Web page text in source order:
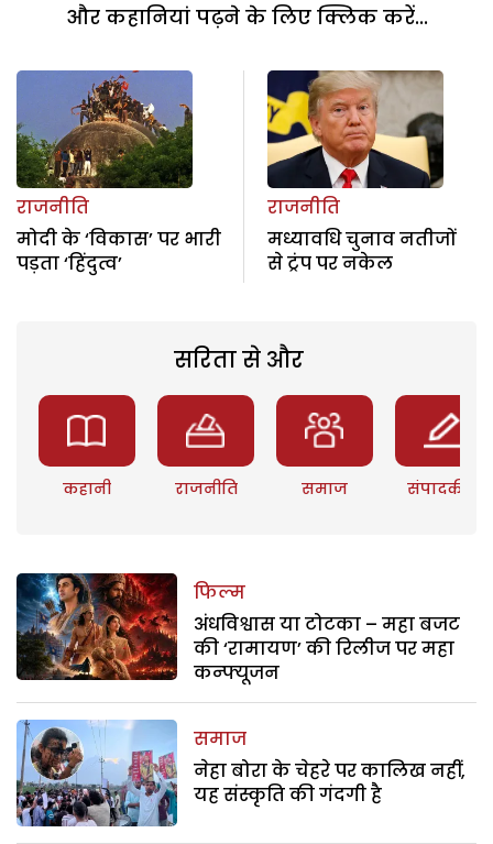
और कहानियां पढ़ने के लिए क्लिक करें...
राजनीति
मोदी के ‘विकास’ पर भारी
पड़ता ‘हिंदुत्व’
राजनीति
मध्यावधि चुनाव नतीजों
से ट्रंप पर नकेल
सरिता से और
कहानी राजनीति समाज संपादकीय
फिल्म
अंधविश्वास या टोटका – महा बजट
की ‘रामायण’ की रिलीज पर महा
कन्फ्यूजन
समाज
नेहा बोरा के चेहरे पर कालिख नहीं,
यह संस्कृति की गंदगी है